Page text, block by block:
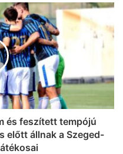
és feszített tempójú
előtt állnak a Szeged-